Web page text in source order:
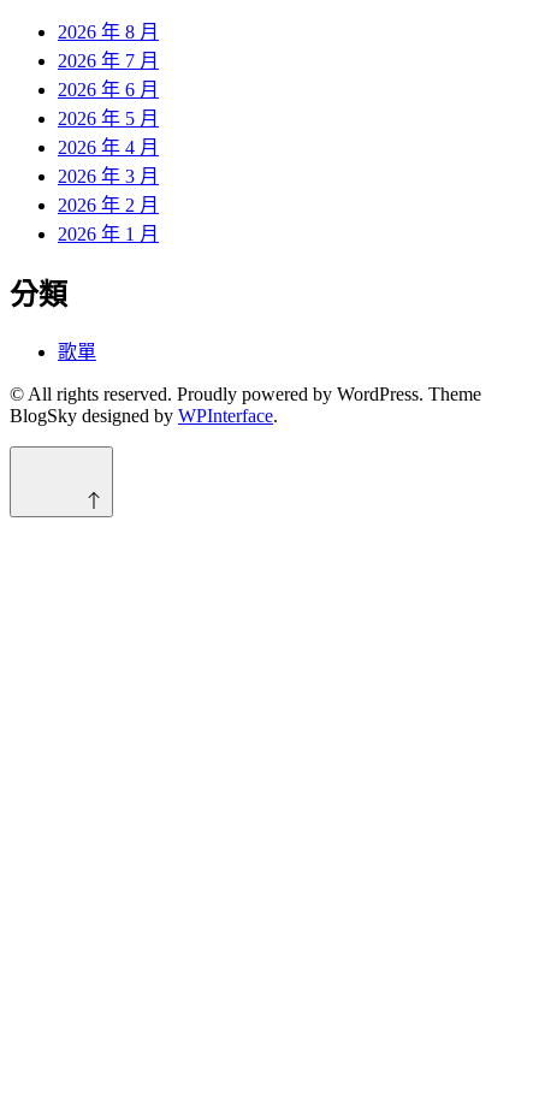
2026 年 8 月
2026 年 7 月
2026 年 6 月
2026 年 5 月
2026 年 4 月
2026 年 3 月
2026 年 2 月
2026 年 1 月
分類
歌單
© All rights reserved. Proudly powered by WordPress. Theme
BlogSky designed by WPInterface.